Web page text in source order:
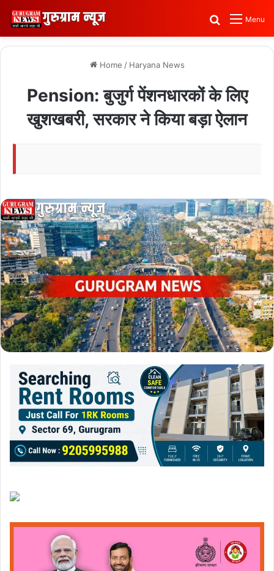
Menu
Search for
Home / Haryana News
Pension: बुजुर्ग पेंशनधारकों के लिए
खुशखबरी, सरकार ने किया बड़ा ऐलान